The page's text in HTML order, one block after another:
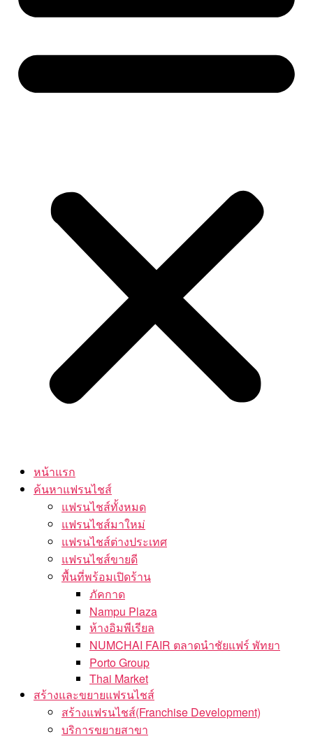
หน้าแรก
ค้นหาแฟรนไชส์
แฟรนไชส์ทั้งหมด
แฟรนไชส์มาใหม่
แฟรนไชส์ต่างประเทศ
แฟรนไชส์ขายดี
พื้นที่พร้อมเปิดร้าน
ภัคกาด
Nampu Plaza
ห้างอิมพีเรียล
NUMCHAI FAIR ตลาดนำชัยแฟร์ พัทยา
Porto Group
Thai Market
สร้างและขยายแฟรนไชส์
สร้างแฟรนไชส์(Franchise Development)
บริการขยายสาขา